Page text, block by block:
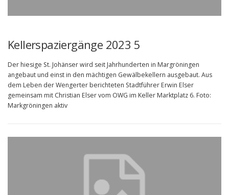
Kellerspaziergänge 2023 5
Der hiesige St. Johänser wird seit Jahrhunderten in Margröningen
angebaut und einst in den mächtigen Gewälbekellern ausgebaut. Aus
dem Leben der Wengerter berichteten Stadtführer Erwin Elser
gemeinsam mit Christian Elser vom OWG im Keller Marktplatz 6. Foto:
Markgröningen aktiv